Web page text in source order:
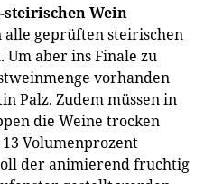
Wein
alle geprüften steirischen
aber ins Finale zu
vorhanden
Palz. Zudem müssen in
die Weine trocken
Volumenprozent
der animierend fruchtig